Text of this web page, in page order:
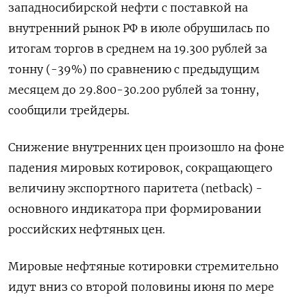
западносибирской нефти с поставкой на
внутренний рынок РФ в июле обрушилась по
итогам торгов в среднем на 19.300 рублей ‌за
тонну (-39%) по сравнению с предыдущим
месяцем до 29.800-30.200 рублей за тонну,
сообщили трейдеры.
Снижение внутренних цен произошло на фоне
падения мировых котировок, сокращающего
величину экспортного ​паритета (netback) -
основного индикатора при ​формировании
российских ​нефтяных цен.
Мировые нефтяные ⁠котировки стремительно
идут вниз со второй половины июня ‌по мере